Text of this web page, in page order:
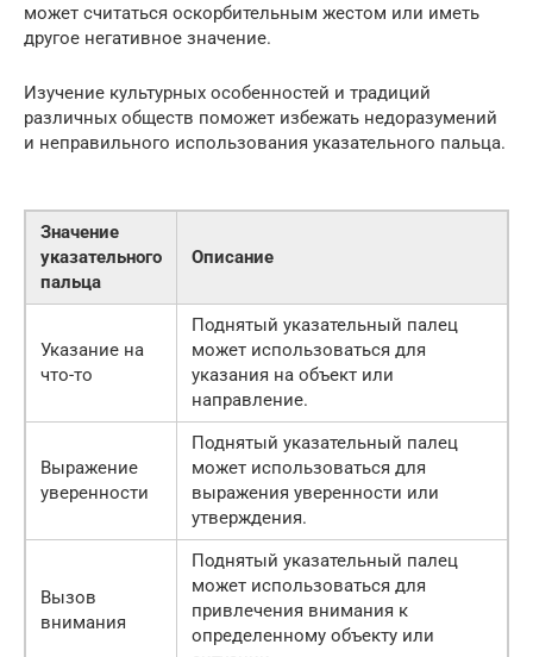
может считаться оскорбительным жестом или иметь
другое негативное значение.
Изучение культурных особенностей и традиций
различных обществ поможет избежать недоразумений
и неправильного использования указательного пальца.
Значение
указательного
пальца
Описание
Указание на
что-то
Поднятый указательный палец
может использоваться для
указания на объект или
направление.
Выражение
уверенности
Поднятый указательный палец
может использоваться для
выражения уверенности или
утверждения.
Вызов
внимания
Поднятый указательный палец
может использоваться для
привлечения внимания к
определенному объекту или